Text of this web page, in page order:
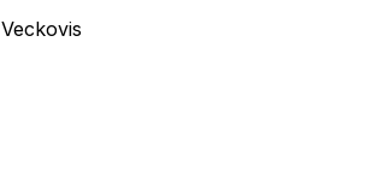
Veckovis